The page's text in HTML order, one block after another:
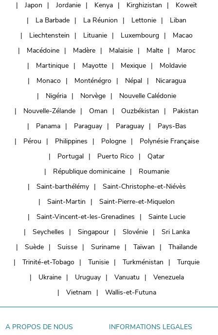
Japon
Jordanie Kenya Kirghizistan
Koweït
La Barbade
La Réunion Lettonie
Liban
Liechtenstein
Lituanie Luxembourg
Macao
Macédoine
Madère Malaisie Malte
Maroc
Martinique
Mayotte Mexique
Moldavie
Monaco
Monténégro Népal
Nicaragua
Nigéria
Norvège
Nouvelle Calédonie
Nouvelle-Zélande
Oman Ouzbékistan
Pakistan
Panama
Paraguay Paraguay
Pays-Bas
Pérou
Philippines Pologne
Polynésie Française
Portugal
Puerto Rico
Qatar
République dominicaine
Roumanie
Saint-barthélémy
Saint-Christophe-et-Niévès
Saint-Martin
Saint-Pierre-et-Miquelon
Saint-Vincent-et-les-Grenadines
Sainte Lucie
Seychelles
Singapour Slovénie
Sri Lanka
Suède
Suisse Suriname Taïwan
Thaïlande
Trinité-et-Tobago
Tunisie Turkménistan
Turquie
Ukraine
Uruguay Vanuatu
Venezuela
Vietnam
Wallis-et-Futuna
A PROPOS DE NOUS INFORMATIONS LEGALES